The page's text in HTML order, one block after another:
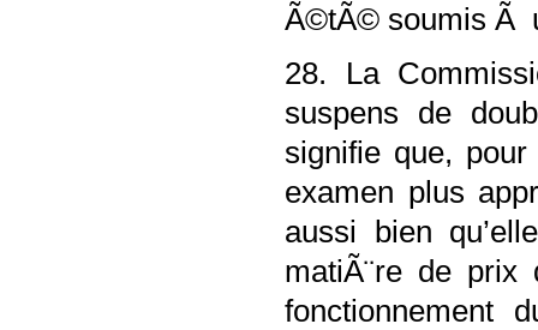
Ã©tÃ© soumis Ã
28. La
suspens de
signifie que, pour
examen plus
aussi bien
matiÃ¨re de prix
fonctionnement